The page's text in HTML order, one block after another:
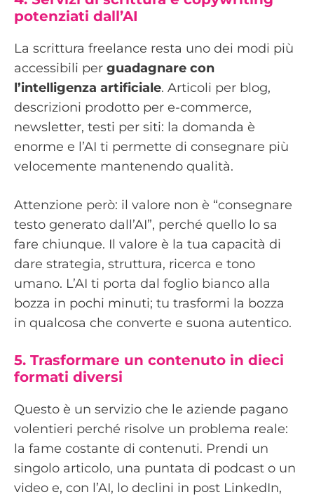
potenziati dall’AI
La scrittura freelance resta uno dei modi più
accessibili per guadagnare con
l’intelligenza artificiale. Articoli per blog,
descrizioni prodotto per e-commerce,
newsletter, testi per siti: la domanda è
enorme e l’AI ti permette di consegnare più
velocemente mantenendo qualità.
Attenzione però: il valore non è “consegnare
testo generato dall’AI”, perché quello lo sa
fare chiunque. Il valore è la tua capacità di
dare strategia, struttura, ricerca e tono
umano. L’AI ti porta dal foglio bianco alla
bozza in pochi minuti; tu trasformi la bozza
in qualcosa che converte e suona autentico.
5. Trasformare un contenuto in dieci
formati diversi
Questo è un servizio che le aziende pagano
volentieri perché risolve un problema reale:
la fame costante di contenuti. Prendi un
singolo articolo, una puntata di podcast o un
video e, con l’AI, lo declini in post LinkedIn,